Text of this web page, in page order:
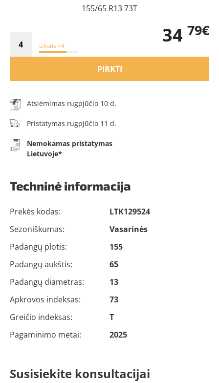
155/65 R13 73T
Likutis >4 34 79€
PIRKTI
Atsiėmimas rugpjūčio 10 d.
Pristatymas rugpjūčio 11 d.
Nemokamas pristatymas
Lietuvoje*
Techninė informacija
Prekės kodas:
LTK129524
Sezoniškumas:
Vasarinės
Padangų plotis:
155
Padangų aukštis:
65
Padangų diametras:
13
Apkrovos indeksas:
73
Greičio indeksas:
T
Pagaminimo metai:
2025
Susisiekite konsultacijai